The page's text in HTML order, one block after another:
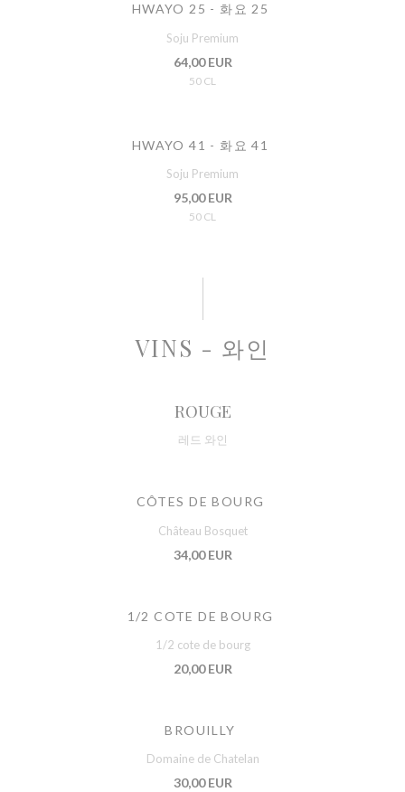
HWAYO 25 - 화요 25
Soju Premium
64,00 EUR
50 CL
HWAYO 41 - 화요 41
Soju Premium
95,00 EUR
50 CL
VINS - 와인
ROUGE
레드 와인
CÔTES DE BOURG
Château Bosquet
34,00 EUR
1/2 COTE DE BOURG
1/2 cote de bourg
20,00 EUR
BROUILLY
Domaine de Chatelan
30,00 EUR